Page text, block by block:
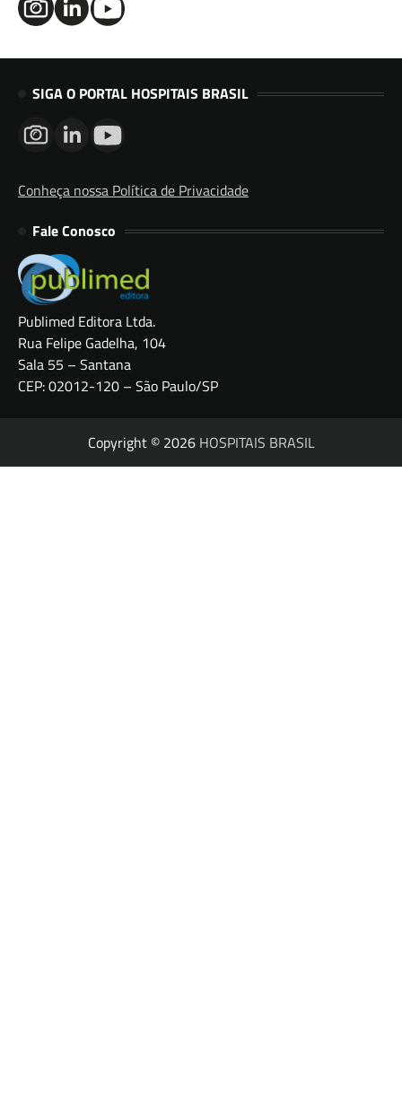
SIGA O PORTAL HOSPITAIS BRASIL
Conheça nossa Política de Privacidade
Fale Conosco
Publimed Editora Ltda.
Rua Felipe Gadelha, 104
Sala 55 – Santana
CEP: 02012-120 – São Paulo/SP
Copyright © 2026 HOSPITAIS BRASIL